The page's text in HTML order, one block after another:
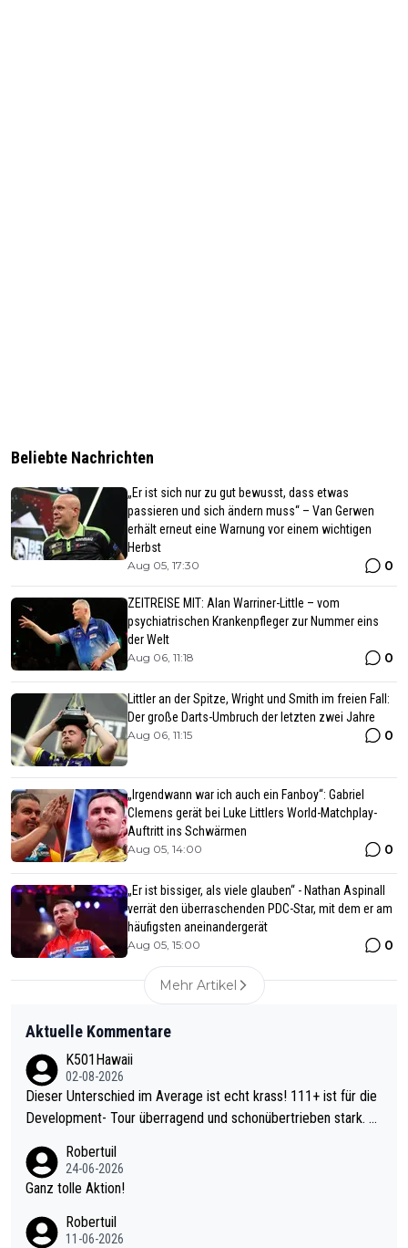
Beliebte Nachrichten
„Er ist sich nur zu gut bewusst, dass etwas
passieren und sich ändern muss“ – Van Gerwen
erhält erneut eine Warnung vor einem wichtigen
Herbst
Aug 05, 17:30 0
ZEITREISE MIT: Alan Warriner-Little – vom
psychiatrischen Krankenpfleger zur Nummer eins
der Welt
Aug 06, 11:18 0
Littler an der Spitze, Wright und Smith im freien Fall:
Der große Darts-Umbruch der letzten zwei Jahre
Aug 06, 11:15 0
„Irgendwann war ich auch ein Fanboy“: Gabriel
Clemens gerät bei Luke Littlers World-Matchplay-
Auftritt ins Schwärmen
Aug 05, 14:00 0
„Er ist bissiger, als viele glauben“ - Nathan Aspinall
verrät den überraschenden PDC-Star, mit dem er am
häufigsten aneinandergerät
Aug 05, 15:00 0
Mehr Artikel
Aktuelle Kommentare
K501Hawaii
02-08-2026
Dieser Unterschied im Average ist echt krass! 111+ ist für die
Development- Tour überragend und schonübertrieben stark. U
mal 40+ erst recht. Da gewinnst keinen Blumentopf - ist ja noc
h krasser wie ein Pokalspiel eines Kreisligisten vs einem Bund
Robertuil
24-06-2026
Ganz tolle Aktion!
Robertuil
11-06-2026